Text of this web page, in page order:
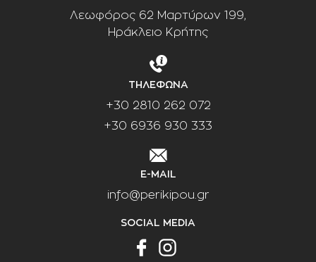
Λεωφόρος 62 Μαρτύρων 199,
Ηράκλειο Κρήτης
ΤΗΛΕΦΩΝΑ
+30 2810 262 072
+30 6936 930 333
E-MAIL
info@perikipou.gr
SOCIAL MEDIA